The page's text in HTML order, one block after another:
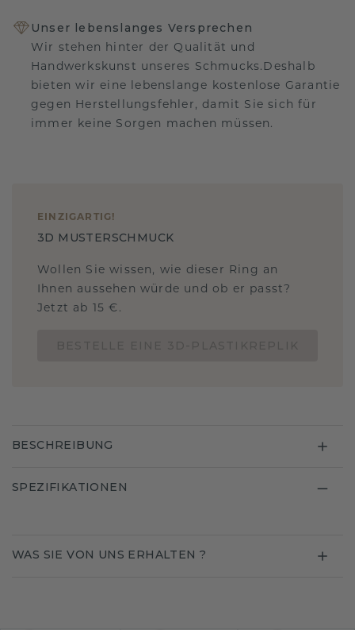
Unser lebenslanges Versprechen
Wir stehen hinter der Qualität und
Handwerkskunst unseres Schmucks.Deshalb
bieten wir eine lebenslange kostenlose Garantie
gegen Herstellungsfehler, damit Sie sich für
immer keine Sorgen machen müssen.
EINZIGARTIG !
3D MUSTERSCHMUCK
Wollen Sie wissen, wie dieser Ring an
Ihnen aussehen würde und ob er passt?
Jetzt ab 15 €.
BESCHREIBUNG
SPEZIFIKATIONEN
WAS SIE VON UNS ERHALTEN ?